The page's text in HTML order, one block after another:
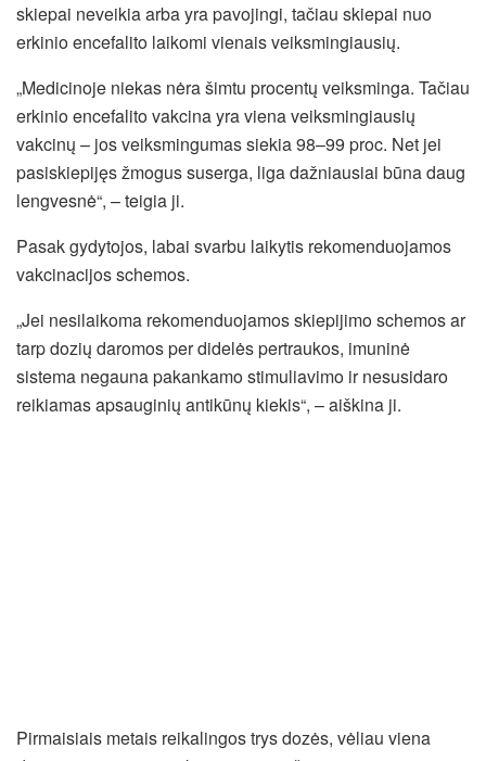
skiepai neveikia arba yra pavojingi, tačiau skiepai nuo
erkinio encefalito laikomi vienais veiksmingiausių.
„Medicinoje niekas nėra šimtu procentų veiksminga. Tačiau
erkinio encefalito vakcina yra viena veiksmingiausių
vakcinų – jos veiksmingumas siekia 98–99 proc. Net jei
pasiskiepijęs žmogus suserga, liga dažniausiai būna daug
lengvesnė“, – teigia ji.
Pasak gydytojos, labai svarbu laikytis rekomenduojamos
vakcinacijos schemos.
„Jei nesilaikoma rekomenduojamos skiepijimo schemos ar
tarp dozių daromos per didelės pertraukos, imuninė
sistema negauna pakankamo stimuliavimo ir nesusidaro
reikiamas apsauginių antikūnų kiekis“, – aiškina ji.
Pirmaisiais metais reikalingos trys dozės, vėliau viena